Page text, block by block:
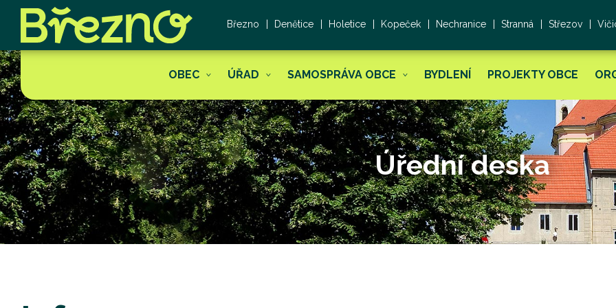
Březno Denětice Holetice Kopeček Nechranice Stranná Střezov
OBEC ÚŘAD SAMOSPRÁVA OBCE BYDLENÍ PROJEKTY OBCE
Úřední deska